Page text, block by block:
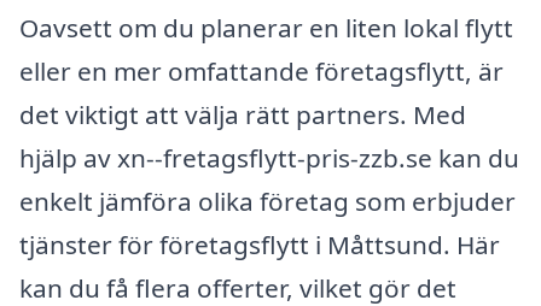
Oavsett om du planerar en liten lokal flytt
eller en mer omfattande företagsflytt, är
det viktigt att välja rätt partners. Med
hjälp av xn--fretagsflytt-pris-zzb.se kan du
enkelt jämföra olika företag som erbjuder
tjänster för företagsflytt i Måttsund. Här
kan du få flera offerter, vilket gör det